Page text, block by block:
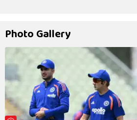
Photo Gallery